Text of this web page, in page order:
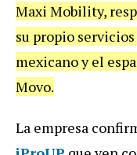
Maxi Mobility,
su propio servicios
mexicanoy el espa
Movo.
La empresa